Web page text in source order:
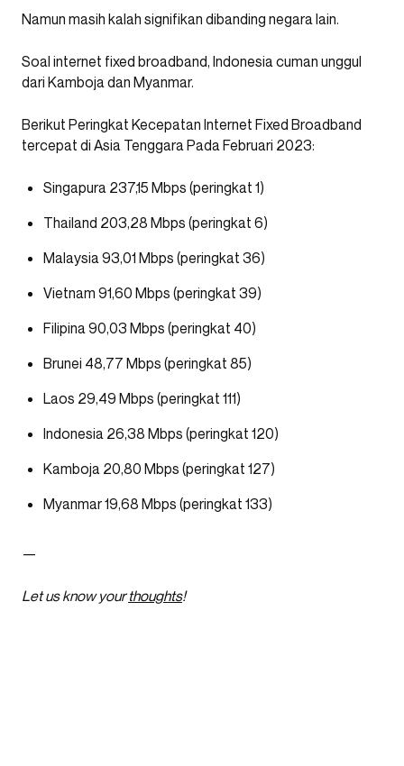
Namun masih kalah signifikan dibanding negara lain.
Soal internet fixed broadband, Indonesia cuman unggul
dari Kamboja dan Myanmar.
Berikut Peringkat Kecepatan Internet Fixed Broadband
tercepat di Asia Tenggara Pada Februari 2023:
Singapura 237,15 Mbps (peringkat 1)
Thailand 203,28 Mbps (peringkat 6)
Malaysia 93,01 Mbps (peringkat 36)
Vietnam 91,60 Mbps (peringkat 39)
Filipina 90,03 Mbps (peringkat 40)
Brunei 48,77 Mbps (peringkat 85)
Laos 29,49 Mbps (peringkat 111)
Indonesia 26,38 Mbps (peringkat 120)
Kamboja 20,80 Mbps (peringkat 127)
Myanmar 19,68 Mbps (peringkat 133)
—
Let us know yourthoughts!